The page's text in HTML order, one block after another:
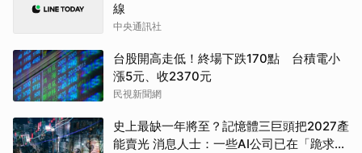
線
中央通訊社
台股開高走低！終場下跌170點 台積電小
漲5元、收2370元
民視新聞網
史上最缺一年將至？記憶體三巨頭把2027產
能賣光 消息人士：一些AI公司已在「跪求晶